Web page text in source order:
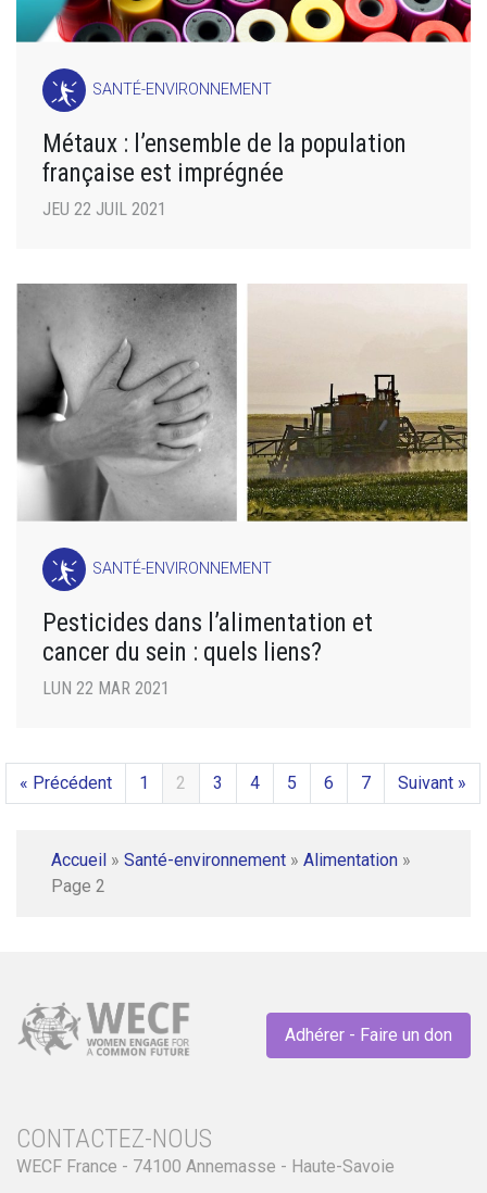
SANTÉ-ENVIRONNEMENT
Métaux : l’ensemble de la population
française est imprégnée
JEU 22 JUIL 2021
SANTÉ-ENVIRONNEMENT
Pesticides dans l’alimentation et
cancer du sein : quels liens?
LUN 22 MAR 2021
« Précédent 1 2 3 4 5 6 7 Suivant »
Accueil » Santé-environnement » Alimentation »
Page 2
Adhérer - Faire un don
CONTACTEZ-NOUS
WECF France - 74100 Annemasse - Haute-Savoie